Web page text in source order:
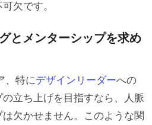
欠です。
とメンターシップを求め
、特にデザインリーダーへの
立ち上げを目指すなら、人脈
欠かせません。このような関